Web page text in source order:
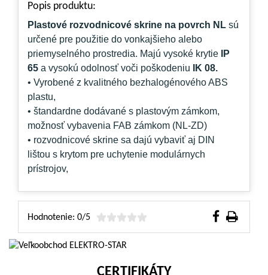
Popis produktu:
Plastové rozvodnicové skrine na povrch NL sú
určené pre použitie do vonkajšieho alebo
priemyselného prostredia. Majú vysoké krytie
IP
65 a vysokú odolnosť voči poškodeniu IK 08.
• Vyrobené z kvalitného bezhalogénového ABS
plastu,
• štandardne dodávané s plastovým zámkom,
možnosť vybavenia FAB zámkom (NL-ZD)
• rozvodnicové skrine sa dajú vybaviť aj DIN
lištou s krytom pre uchytenie modulárnych
prístrojov,
Hodnotenie: 0/5